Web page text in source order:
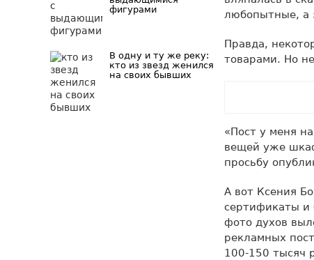
любопытные, а
Правда,
товарами. Но
«Пост у меня
вещей уже
просьбу
А вот Ксения
сертификаты и
фото духов
рекламных
100-150 тысяч
фигурами
В одну и ту же реку:
кто из звезд женился
на своих бывших